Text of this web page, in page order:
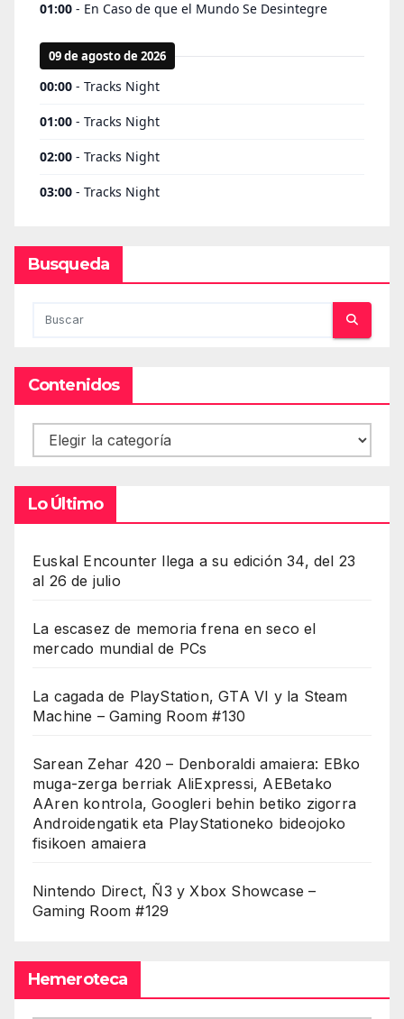
Busqueda
Contenidos
Contenidos
Lo Último
Euskal Encounter llega a su edición 34, del 23
al 26 de julio
La escasez de memoria frena en seco el
mercado mundial de PCs
La cagada de PlayStation, GTA VI y la Steam
Machine – Gaming Room #130
Sarean Zehar 420 – Denboraldi amaiera: EBko
muga-zerga berriak AliExpressi, AEBetako
AAren kontrola, Googleri behin betiko zigorra
Androidengatik eta PlayStationeko bideojoko
fisikoen amaiera
Nintendo Direct, Ñ3 y Xbox Showcase –
Gaming Room #129
Hemeroteca